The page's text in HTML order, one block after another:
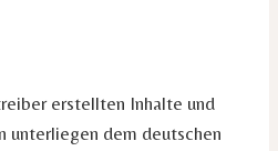
erstellten Inhalte und
unterliegen dem deutschen